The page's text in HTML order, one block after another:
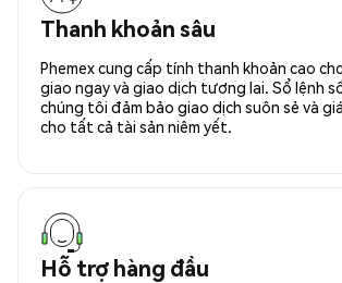
Thanh khoản sâu
Phemex cung cấp tính thanh khoản cao
giao ngay và giao dịch tương lai. Sổ lệnh
chúng tôi đảm bảo giao dịch suôn sẻ và
cho tất cả tài sản niêm yết.
Hỗ trợ hàng đầu